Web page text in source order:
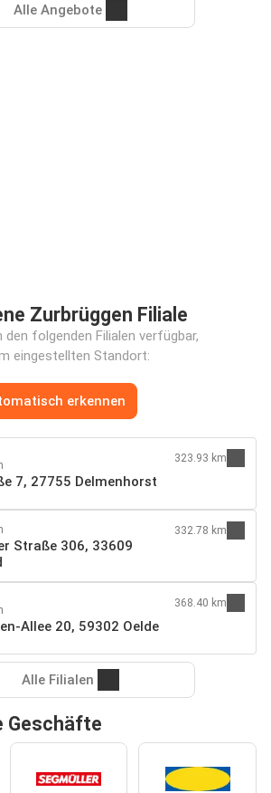
Alle Angebote
Zurbrüggen Filiale
folgenden Filialen verfügbar,
eingestellten Standort:
erkennen
7, 27755 Delmenhorst
323.93 km
Straße 306, 33609
332.78 km
Allee 20, 59302 Oelde
368.40 km
Alle Filialen
Geschäfte